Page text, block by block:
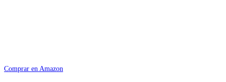
Comprar en Amazon